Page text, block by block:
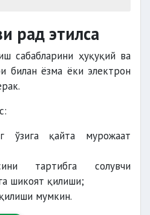
рад этилса
сабабларини ҳуқуқий ва
билан ёзма ёки электрон
ўзига қайта мурожаат
тартибга солувчи
шикоят қилиши;
мумкин.